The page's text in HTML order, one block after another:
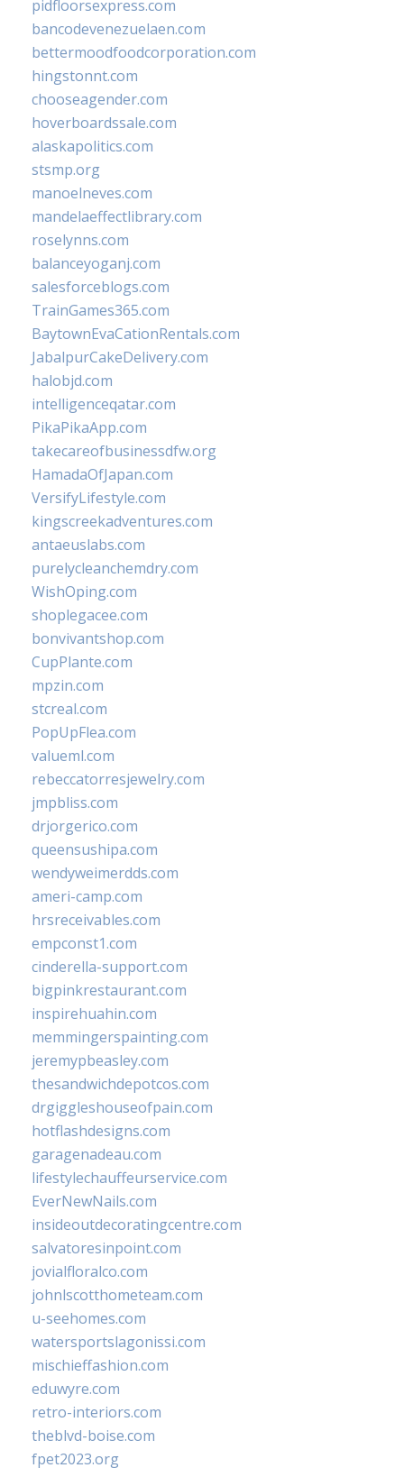
pidfloorsexpress.com
bancodevenezuelaen.com
bettermoodfoodcorporation.com
hingstonnt.com
chooseagender.com
hoverboardssale.com
alaskapolitics.com
stsmp.org
manoelneves.com
mandelaeffectlibrary.com
roselynns.com
balanceyoganj.com
salesforceblogs.com
TrainGames365.com
BaytownEvaCationRentals.com
JabalpurCakeDelivery.com
halobjd.com
intelligenceqatar.com
PikaPikaApp.com
takecareofbusinessdfw.org
HamadaOfJapan.com
VersifyLifestyle.com
kingscreekadventures.com
antaeuslabs.com
purelycleanchemdry.com
WishOping.com
shoplegacee.com
bonvivantshop.com
CupPlante.com
mpzin.com
stcreal.com
PopUpFlea.com
valueml.com
rebeccatorresjewelry.com
jmpbliss.com
drjorgerico.com
queensushipa.com
wendyweimerdds.com
ameri-camp.com
hrsreceivables.com
empconst1.com
cinderella-support.com
bigpinkrestaurant.com
inspirehuahin.com
memmingerspainting.com
jeremypbeasley.com
thesandwichdepotcos.com
drgiggleshouseofpain.com
hotflashdesigns.com
garagenadeau.com
lifestylechauffeurservice.com
EverNewNails.com
insideoutdecoratingcentre.com
salvatoresinpoint.com
jovialfloralco.com
johnlscotthometeam.com
u-seehomes.com
watersportslagonissi.com
mischieffashion.com
eduwyre.com
retro-interiors.com
theblvd-boise.com
fpet2023.org